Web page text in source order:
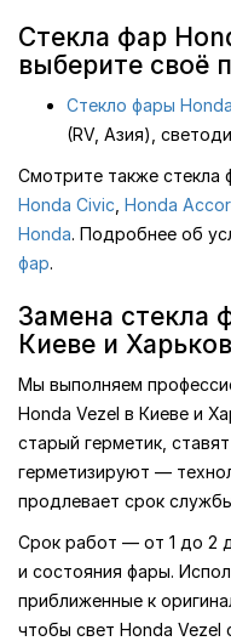
Стекла фар
выберите своё
Стекло фары
(RV, Азия),
Смотрите также стекла
Honda Civic Honda
Honda. Подробнее об
фар.
Замена стекла
Киеве и
Мы выполняем
Honda Vezel в Киеве и
старый герметик,
герметизируют —
продлевает срок
Срок работ — от 1 до 2
и состояния фары.
приближенные к
чтобы свет Honda Vezel